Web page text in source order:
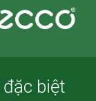
biệt